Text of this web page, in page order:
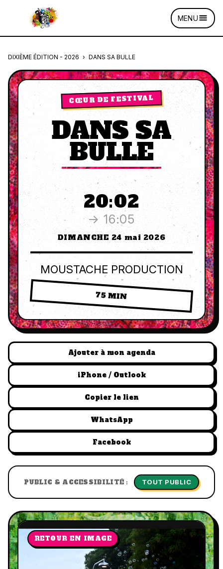
MENU
DIXIÈME ÉDITION - 2026 › DANS SA BULLE
CŒUR DE FESTIVAL
DIMANCHE 24 mai 2026
20:02
→ 16:05
DANS SA
BULLE
MOUSTACHE PRODUCTION
75 MIN
Ajouter à mon agenda
iPhone / Outlook
Copier le lien
WhatsApp
Facebook
PUBLIC & ACCESSIBILITÉ : TOUT PUBLIC
RETOUR EN IMAGE